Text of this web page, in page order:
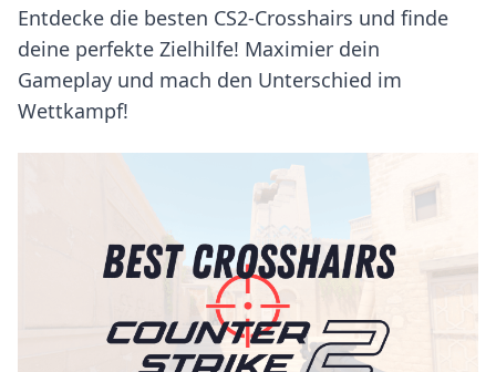
Entdecke die besten CS2-Crosshairs und finde
deine perfekte Zielhilfe! Maximier dein
Gameplay und mach den Unterschied im
Wettkampf!